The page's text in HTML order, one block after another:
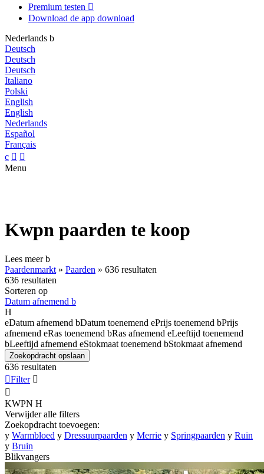
Premium testen 
Download de app download
Nederlands b
Deutsch
Deutsch
Deutsch
Italiano
Polski
English
English
Nederlands
Español
Français
c  
Menu
Kwpn paarden te koop
Lees meerb
Paardenmarkt » Paarden » 636 resultaten
636 resultaten
Sorteren op
Datum afnemend b
H
eDatum afnemend bDatum toenemend ePrijs toenemend bPrijs
afnemend eRas toenemend bRas afnemend eLeeftijd toenemend
bLeeftijd afnemend eStokmaat toenemend bStokmaat afnemend
Zoekopdracht opslaan
636 resultaten
Filter 

KWPN H
Verwijder alle filters
Zoekopdracht toevoegen:
y Warmbloed y Dressuurpaarden y Merrie y Springpaarden y Ruin
y Bruin
Blikvangers